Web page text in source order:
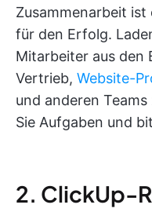
Zusammenarbeit
für den Erfolg.
Mitarbeiter aus den
Vertrieb, Website-
und anderen
Sie Aufgaben und
2. ClickUp-